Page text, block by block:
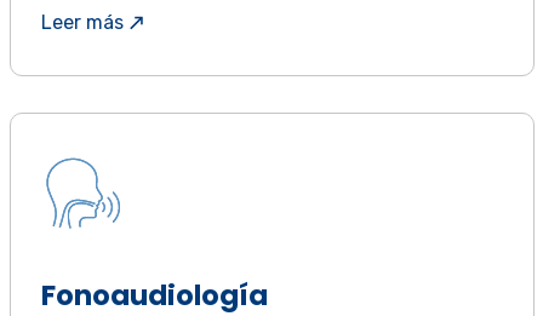
Leer más
Fonoaudiología